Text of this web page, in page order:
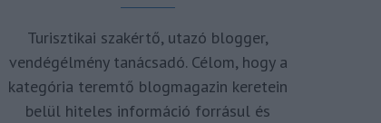
Turisztikai szakértő, utazó blogger,
vendégélmény tanácsadó. Célom, hogy a
kategória teremtő blogmagazin keretein
belül hiteles információ forrásul és